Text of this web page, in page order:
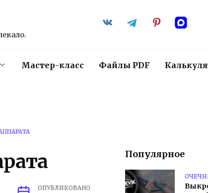
Мастер-класс Файлы PDF
ОПУБЛИКОВАНО
Популярное